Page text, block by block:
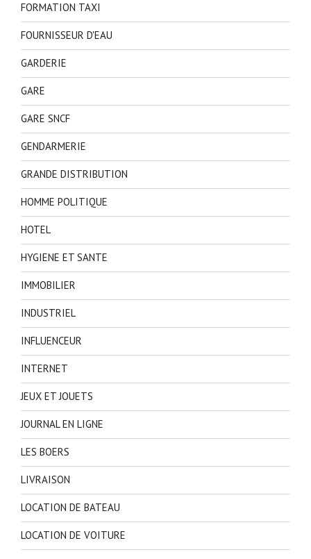
FORMATION TAXI
FOURNISSEUR D'EAU
GARDERIE
GARE
GARE SNCF
GENDARMERIE
GRANDE DISTRIBUTION
HOMME POLITIQUE
HOTEL
HYGIENE ET SANTE
IMMOBILIER
INDUSTRIEL
INFLUENCEUR
INTERNET
JEUX ET JOUETS
JOURNAL EN LIGNE
LES BOERS
LIVRAISON
LOCATION DE BATEAU
LOCATION DE VOITURE